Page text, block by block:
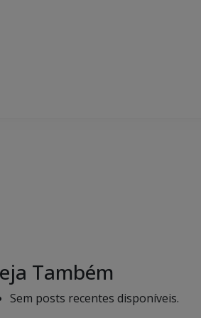
Também
Sem posts recentes disponíveis.